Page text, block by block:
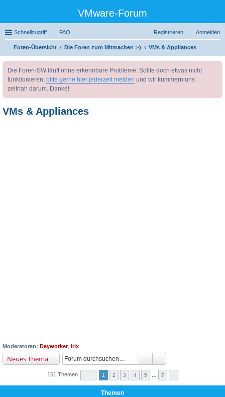
VMware-Forum
Schnellzugriff FAQ Anmelden
Registrieren
Foren-Übersicht Die Foren zum Mitmachen :-)
VMs & Appliances
Die Foren-SW läuft ohne erkennbare Probleme. Sollte doch etwas nicht
funktionieren, bitte gerne hier jederzeit melden und wir kümmern uns
zeitnah darum. Danke!
VMs & Appliances
Moderatoren: Dayworker, irix
Neues Thema
161 Themen 1 2 3 4 5 7
Themen